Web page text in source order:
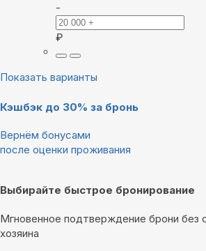
-
₽
Показать варианты
Кэшбэк до 30% за бронь
Вернём бонусами
после оценки проживания
Выбирайте быстрое бронирование
Мгновенное подтверждение брони без
хозяина